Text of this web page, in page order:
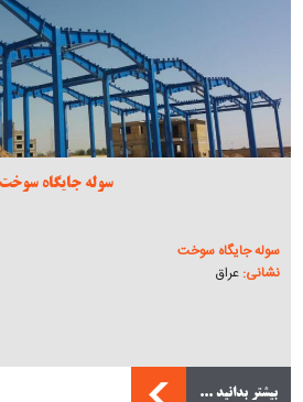
سوله جایگاه سوخت
سوله جایگاه سوخت
نشانی: عراق
بیشتر بدانید ...